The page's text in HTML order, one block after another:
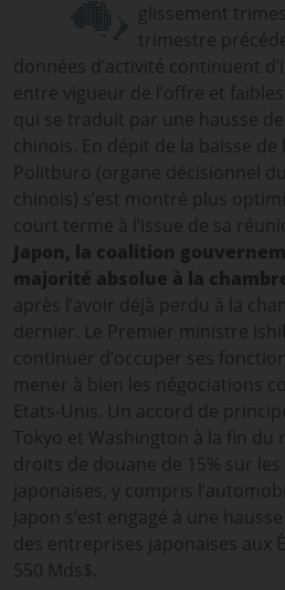
glissement
trimestre
données d’activité continuent
entre vigueur de l’offre et
qui se traduit par une hausse de
chinois. En dépit de la baisse de
Politburo (organe décisionnel
chinois) s’est montré plus
court terme à l’issue de sa
Japon, la coalition
majorité absolue à la
après l’avoir déjà perdu à la
dernier. Le Premier ministre
continuer d’occuper ses
mener à bien les négociations
Etats-Unis. Un accord de
Tokyo et Washington à la fin du
droits de douane de 15% sur
japonaises, y compris
Japon s’est engagé à une
des entreprises japonaises aux
550 Mds$.